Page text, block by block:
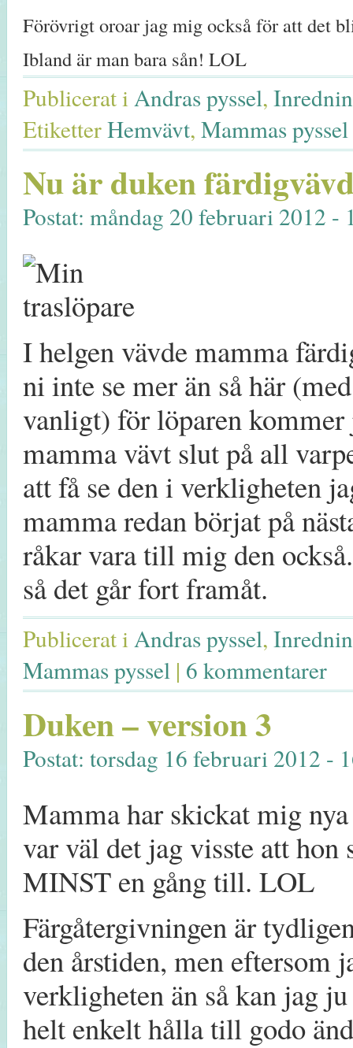
Förövrigt oroar jag mig också för att det
Ibland är man bara sån! LOL
Publicerat iAndras pyssel,
EtiketterHemvävt, Mammas pyssel
Nu är duken
Postat: måndag 20 februari 2012 -
I helgen vävde mamma
ni inte se mer än så här
vanligt) för löparen
mamma vävt slut på all
att få se den i verkligheten
mamma redan börjat på
råkar vara till mig den
så det går fort framåt.
Publicerat iAndras pyssel,
Mammas pyssel | 6 kommentarer
Duken – version 3
Postat: torsdag 16 februari 2012 -
Mamma har skickat mig
var väl det jag visste att
MINST en gång till. LOL
Färgåtergivningen är
den årstiden, men eftersom
verkligheten än så kan jag
helt enkelt hålla till godo